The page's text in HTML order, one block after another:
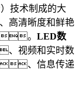
技术制成的大
清晰度和鲜艳
。 LED数
视频和实时数
、信息传递